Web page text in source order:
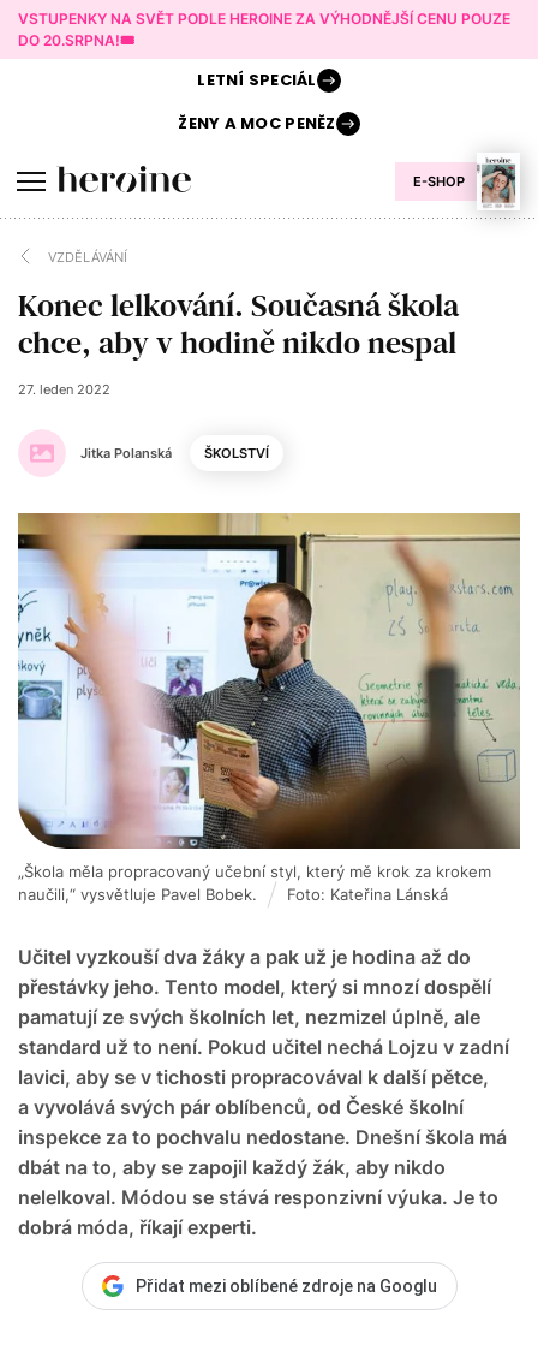
VSTUPENKY NA SVĚT PODLE HEROINE ZA VÝHODNĚJŠÍ CENU POUZE
DO 20.SRPNA!🎟️
E-SHOP
LETNÍ SPECIÁL
ŽENY AMOC PENĚZ
VZDĚLÁVÁNÍ
Konec lelkování. Současná škola
chce, aby v hodině nikdo nespal
Jitka Polanská
27. leden 2022
ŠKOLSTVÍ
Učitel vyzkouší dva žáky a pak už je hodina až do
přestávky jeho. Tento model, který si mnozí dospělí
pamatují ze svých školních let, nezmizel úplně, ale
standard už to není. Pokud učitel nechá Lojzu v zadní
lavici, aby se v tichosti propracovával k další pětce,
a vyvolává svých pár oblíbenců, od České školní
inspekce za to pochvalu nedostane. Dnešní škola má
dbát na to, aby se zapojil každý žák, aby nikdo
nelelkoval. Módou se stává responzivní výuka. Je to
dobrá móda, říkají experti.
„Škola měla propracovaný učební styl, který mě krok za krokem
naučili,“ vysvětluje Pavel Bobek.
Foto: Kateřina Lánská
Přidat mezi oblíbené zdroje na Googlu